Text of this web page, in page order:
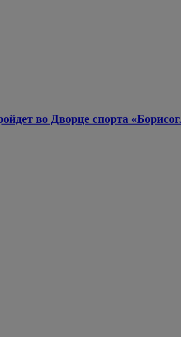
во Дворце спорта